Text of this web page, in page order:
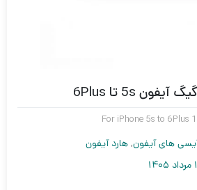
For iPhone 5s to 6Plus
های آیفون, هارد آیفون